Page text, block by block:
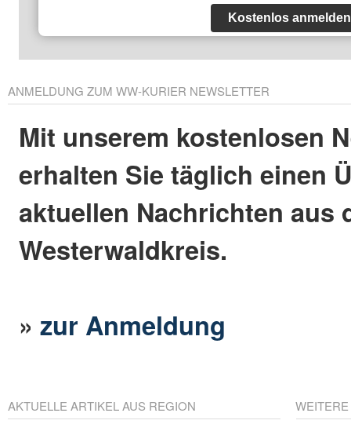
Kostenlos anmelden
ANMELDUNG ZUM WW-KURIER NEWSLETTER
Mit unserem kostenlosen
erhalten Sie täglich einen
aktuellen Nachrichten aus
Westerwaldkreis.
»zur Anmeldung
AKTUELLE ARTIKEL AUS REGION